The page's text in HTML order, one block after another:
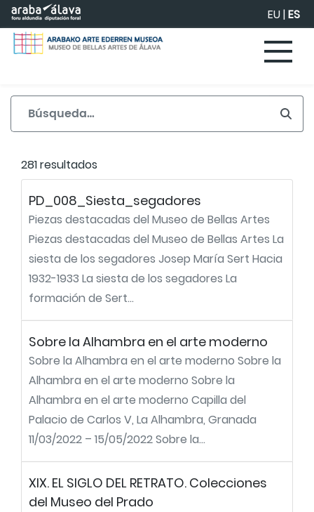
Saltar al contenido principal EU|ES
281 resultados
PD_008_Siesta_segadores
Piezas destacadas del Museo de Bellas Artes
Piezas destacadas del Museo de Bellas Artes La
siesta de los segadores Josep María Sert Hacia
1932-1933 La siesta de los segadores La
formación de Sert...
Sobre la Alhambra en el arte moderno
Sobre la Alhambra en el arte moderno Sobre la
Alhambra en el arte moderno Sobre la
Alhambra en el arte moderno Capilla del
Palacio de Carlos V, La Alhambra, Granada
11/03/2022 – 15/05/2022 Sobre la...
XIX. EL SIGLO DEL RETRATO. Colecciones
del Museo del Prado